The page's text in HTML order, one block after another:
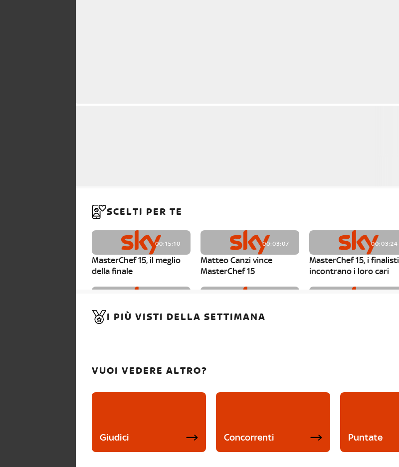
SCELTI PER TE
00:15:10
MasterChef 15, il meglio
della finale
00:03:07
Matteo Canzi vince
MasterChef 15
00:03:24
MasterChef 15, i finalisti
incontrano i loro cari
MasterChef 15, Carlotta è
MasterChef 15, Matteo
I PIÙ VISTI DELLA SETTIMANA
VUOI VEDERE ALTRO?
Giudici Concorrenti Puntate